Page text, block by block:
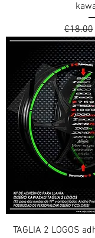
€18.00
TAGLIA 2 LOGOS